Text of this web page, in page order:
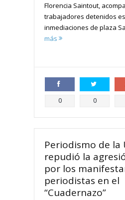
Florencia Saintout,
trabajadores detenidos
inmediaciones de plaza
más
Compartir
0 Compartir
0
Periodismo de la
repudió la
por los
periodistas en el
“Cuadernazo”